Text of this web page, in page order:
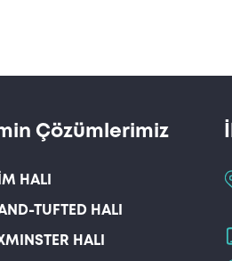
Çözümlerimiz
HALI
TUFTED HALI
HALI